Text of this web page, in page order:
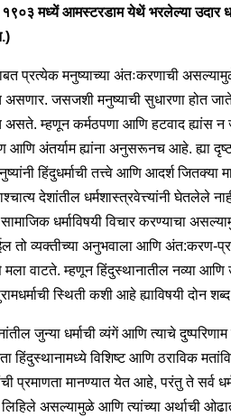
मध्यें आमस्टरडाम येथें भरलेल्या उदार
प्रत्येक मनुष्याच्या अंतःकरणाची
जसजशी मनुष्याची सुधारणा होत जाते
असते. म्हणून कर्मठपणा आणि हटवाद ह्यांस न
अंतर्याम ह्यांना अनुसरूनच आहे. ह्या
हिंदुधर्माची तत्त्वे आणि आदर्श
देशांतील धर्मशास्त्रवेत्त्यांनी घेतलेले
सामाजिक धर्माविषयी विचार करण्याचा
तो व्यक्तीच्या अनुभवाला आणि अंत:करण-
वाटते. म्हणून हिंदुस्थानातील नव्या आणि
स्थिती कशी आहे ह्याविषयी दोन
जुन्या धर्माची व्यंगें आणि त्याचे
हिंदुस्थानामध्ये विशिष्ट आणि ठराविक
प्रमाणता मानण्यात येत आहे, परंतु ते सर्व
लिहिले असल्यामुळे आणि त्यांच्या अर्थाची